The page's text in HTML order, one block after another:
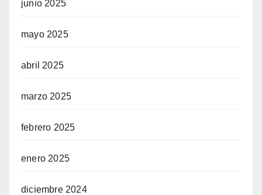
junio 2025
mayo 2025
abril 2025
marzo 2025
febrero 2025
enero 2025
diciembre 2024